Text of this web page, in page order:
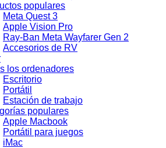
populares
Meta Quest 3
Apple Vision Pro
Ray-Ban Meta Wayfarer Gen 2
Accesorios de RV
los ordenadores
Escritorio
Portátil
Estación de trabajo
populares
Apple Macbook
Portátil para juegos
iMac